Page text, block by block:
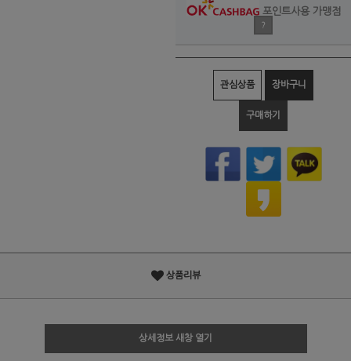
포인트사용 가맹점
?
관심상품 장바구니
구매하기
상품리뷰
상세정보 새창 열기